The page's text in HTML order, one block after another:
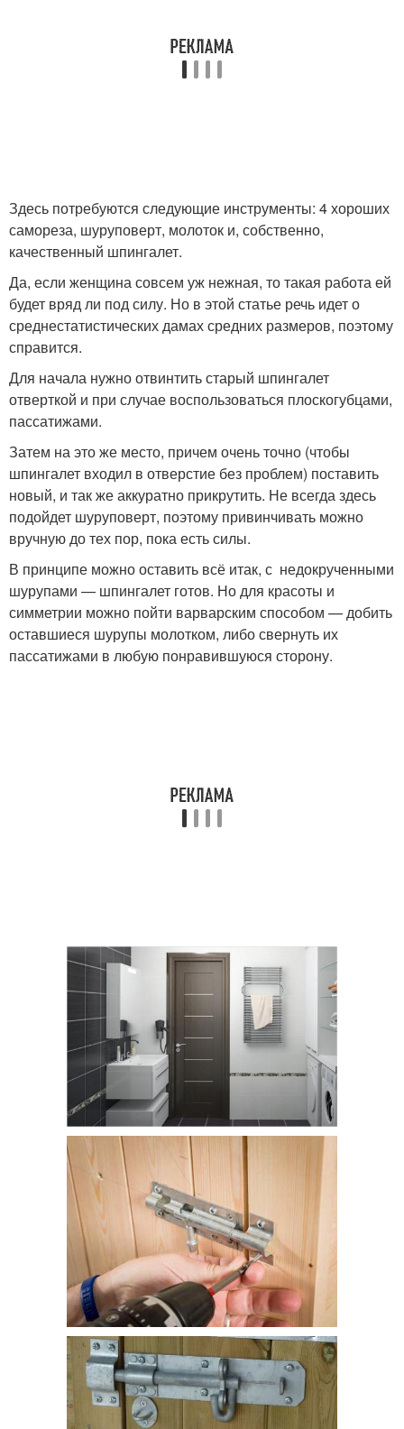
Здесь потребуются следующие инструменты: 4 хороших
самореза, шуруповерт, молоток и, собственно,
качественный шпингалет.
Да, если женщина совсем уж нежная, то такая работа ей
будет вряд ли под силу. Но в этой статье речь идет о
среднестатистических дамах средних размеров, поэтому
справится.
Для начала нужно отвинтить старый шпингалет
отверткой и при случае воспользоваться плоскогубцами,
пассатижами.
Затем на это же место, причем очень точно (чтобы
шпингалет входил в отверстие без проблем) поставить
новый, и так же аккуратно прикрутить. Не всегда здесь
подойдет шуруповерт, поэтому привинчивать можно
вручную до тех пор, пока есть силы.
В принципе можно оставить всё итак, с недокрученными
шурупами — шпингалет готов. Но для красоты и
симметрии можно пойти варварским способом — добить
оставшиеся шурупы молотком, либо свернуть их
пассатижами в любую понравившуюся сторону.